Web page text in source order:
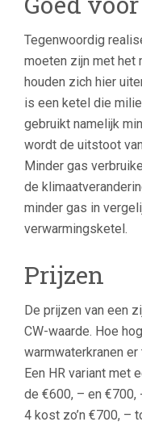
Tegenwoordig
moeten zijn met het
houden zich hier
is een ketel die
gebruikt namelijk
wordt de uitstoot
Minder gas
de
minder gas in
verwarmingsketel.
Prijzen
De prijzen van een
CW-waarde. Hoe
warmwaterkranen
Een HR variant met
de €600, – en €700,
4 kost zo’n €700, –